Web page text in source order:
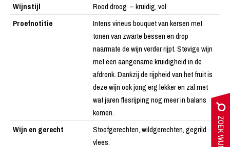
Wijnstijl
Rood droog – kruidig, vol
Proefnotitie
Intens vineus bouquet van kersen met
tonen van zwarte bessen en drop
naarmate de wijn verder rijpt. Stevige wijn
met een aangename kruidigheid in de
afdronk. Dankzij de rijpheid van het fruit is
deze wijn ook jong erg lekker en zal met
wat jaren flesrijping nog meer in balans
komen.
Wijn en gerecht
Stoofgerechten, wildgerechten, gegrild
vlees.